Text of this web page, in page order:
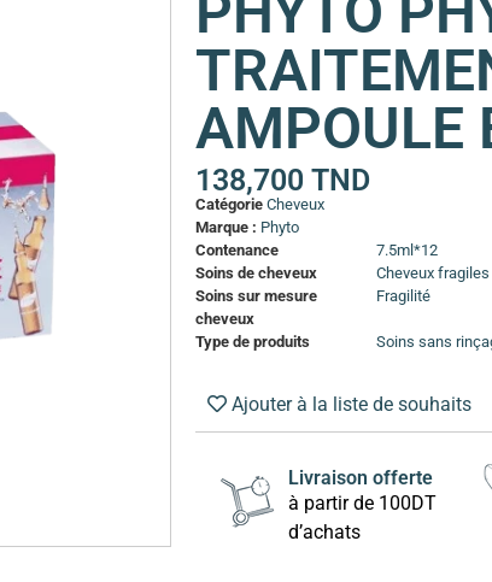
AMPOULE
138,700TND
Catégorie Cheveux
Marque : Phyto
Contenance
7.5ml*12
Soins de cheveux
Cheveux fragiles
Soins sur mesure
cheveux
Fragilité
Type de produits Soins sans
Ajouter à la liste de souhaits
Livraison offerte
à partir de 100DT
d’achats